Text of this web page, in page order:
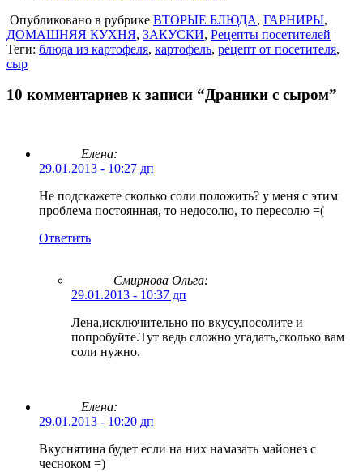
Опубликовано в рубрике ВТОРЫЕ БЛЮДА, ГАРНИРЫ,
ДОМАШНЯЯ КУХНЯ, ЗАКУСКИ, Рецепты посетителей |
Теги: блюда из картофеля, картофель, рецепт от посетителя,
сыр
10 комментариев к записи “Драники с сыром”
Елена:
29.01.2013 - 10:27 дп
Не подскажете сколько соли положить? у меня с этим
проблема постоянная, то недосолю, то пересолю =(
Ответить
Смирнова Ольга:
29.01.2013 - 10:37 дп
Лена,исключительно по вкусу,посолите и
попробуйте.Тут ведь сложно угадать,сколько вам
соли нужно.
Елена:
29.01.2013 - 10:20 дп
Вкуснятина будет если на них намазать майонез с
чесноком =)